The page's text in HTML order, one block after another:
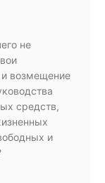
не
и возмещение
средств,
и